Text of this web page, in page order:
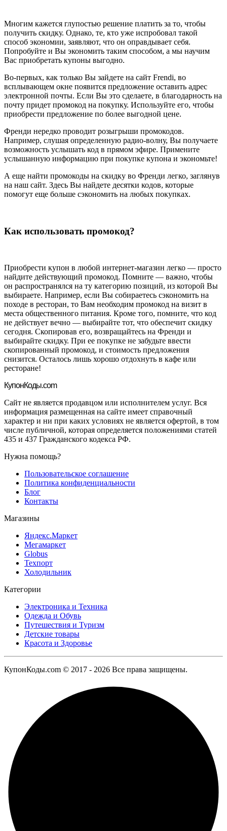
Многим кажется глупостью решение платить за то, чтобы
получить скидку. Однако, те, кто уже испробовал такой
способ экономии, заявляют, что он оправдывает себя.
Попробуйте и Вы экономить таким способом, а мы научим
Вас приобретать купоны выгодно.
Во-первых, как только Вы зайдете на сайт Frendi, во
всплывающем окне появится предложение оставить адрес
электронной почты. Если Вы это сделаете, в благодарность на
почту придет промокод на покупку. Используйте его, чтобы
приобрести предложение по более выгодной цене.
Френди нередко проводит розыгрыши промокодов.
Например, слушая определенную радио-волну, Вы получаете
возможность услышать код в прямом эфире. Примените
услышанную информацию при покупке купона и экономьте!
А еще найти промокоды на скидку во Френди легко, заглянув
на наш сайт. Здесь Вы найдете десятки кодов, которые
помогут еще больше сэкономить на любых покупках.
Как использовать промокод?
Приобрести купон в любой интернет-магазин легко — просто
найдите действующий промокод. Помните — важно, чтобы
он распространялся на ту категорию позиций, из которой Вы
выбираете. Например, если Вы собираетесь сэкономить на
походе в ресторан, то Вам необходим промокод на визит в
места общественного питания. Кроме того, помните, что код
не действует вечно — выбирайте тот, что обеспечит скидку
сегодня. Скопировав его, возвращайтесь на Френди и
выбирайте скидку. При ее покупке не забудьте ввести
скопированный промокод, и стоимость предложения
снизится. Осталось лишь хорошо отдохнуть в кафе или
ресторане!
КупонКоды.com
Сайт не является продавцом или исполнителем услуг. Вся
информация размещенная на сайте имеет справочный
характер и ни при каких условиях не является офертой, в том
числе публичной, которая определяется положениями статей
435 и 437 Гражданского кодекса РФ.
Нужна помощь?
Пользовательское соглашение
Политика конфиденциальности
Блог
Контакты
Магазины
Яндекс.Маркет
Мегамаркет
Globus
Техпорт
Холодильник
Категории
Электроника и Техника
Одежда и Обувь
Путешествия и Туризм
Детские товары
Красота и Здоровье
КупонКоды.com © 2017 - 2026 Все права защищены.